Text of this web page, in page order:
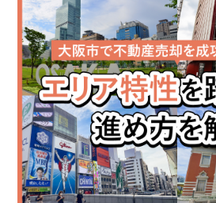
でも、ご安心ください。本記事では
却にかかる費用について、専門的な
できるように、一つ一つ丁寧に解説
事を読めば、不動産売却にかかる費
き、具体的な資金計画を立てられる
解消し、スムーズで後悔のない不動
め、ぜひ最後までお読みください。